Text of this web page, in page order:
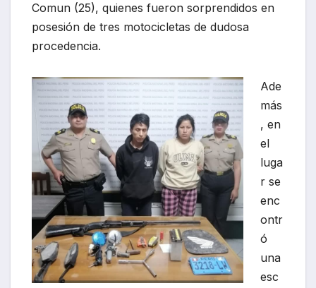
Comun (25), quienes fueron sorprendidos en
posesión de tres motocicletas de dudosa
procedencia.
Ade
más
, en
el
luga
r se
enc
ontr
ó
una
esc